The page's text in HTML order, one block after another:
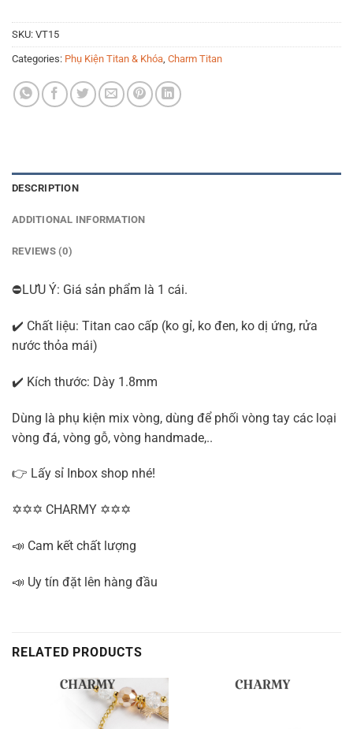
SKU: VT15
Categories: Phụ Kiện Titan & Khóa, Charm Titan
DESCRIPTION
ADDITIONAL INFORMATION
REVIEWS (0)
⛔LƯU Ý: Giá sản phẩm là 1 cái.
✔️ Chất liệu: Titan cao cấp (ko gỉ, ko đen, ko dị ứng, rửa
nước thỏa mái)
✔️ Kích thước: Dày 1.8mm
Dùng là phụ kiện mix vòng, dùng để phối vòng tay các loại
vòng đá, vòng gỗ, vòng handmade,..
👉 Lấy sỉ Inbox shop nhé!
✡✡✡ CHARMY ✡✡✡
📣 Cam kết chất lượng
📣 Uy tín đặt lên hàng đầu
RELATED PRODUCTS